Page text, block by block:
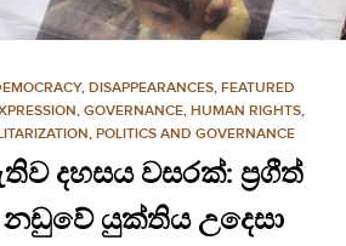
, DISAPPEARANCES, FEATURED
, GOVERNANCE, HUMAN RIGHTS,
, POLITICS AND GOVERNANCE
දහසය වසරක්: ප්‍රගීත්
යුක්තිය උදෙසා